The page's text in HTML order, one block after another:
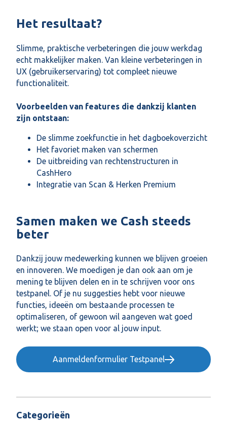
Het resultaat?
Slimme, praktische verbeteringen die jouw werkdag
echt makkelijker maken. Van kleine verbeteringen in
UX (gebruikerservaring) tot compleet nieuwe
functionaliteit.
Voorbeelden van features die dankzij klanten
zijn ontstaan:
De slimme zoekfunctie in het dagboekoverzicht
Het favoriet maken van schermen
De uitbreiding van rechtenstructuren in
CashHero
Integratie van Scan & Herken Premium
Samen maken we Cash steeds
beter
Dankzij jouw medewerking kunnen we blijven groeien
en innoveren. We moedigen je dan ook aan om je
mening te blijven delen en in te schrijven voor ons
testpanel. Of je nu suggesties hebt voor nieuwe
functies, ideeën om bestaande processen te
optimaliseren, of gewoon wil aangeven wat goed
werkt; we staan open voor al jouw input.
Aanmeldenformulier Testpanel
Categorieën